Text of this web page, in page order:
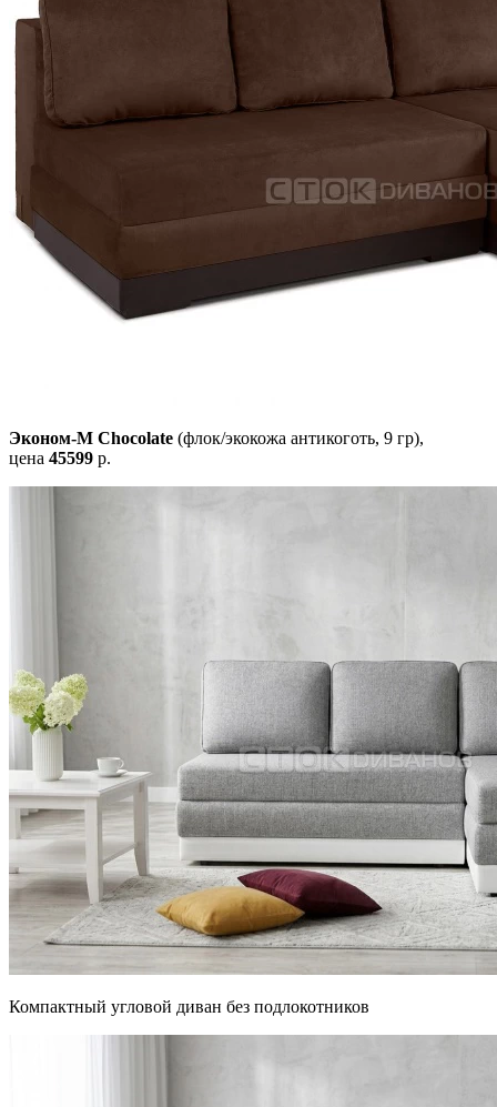
Эконом-М Chocolate (флок/экокожа антикоготь, 9 гр),
цена 45599 р.
Компактный угловой диван без подлокотников